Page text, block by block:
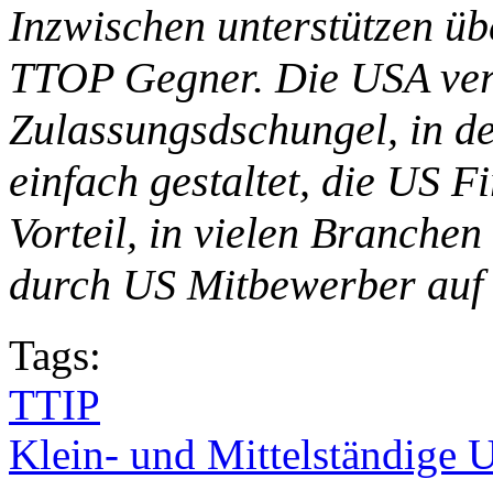
Inzwischen unterstützen
TTOP Gegner. Die USA
Zulassungsdschungel, in
einfach gestaltet, die US
Vorteil, in vielen
durch US Mitbewerber
Tags:
TTIP
Klein- und Mittelständige